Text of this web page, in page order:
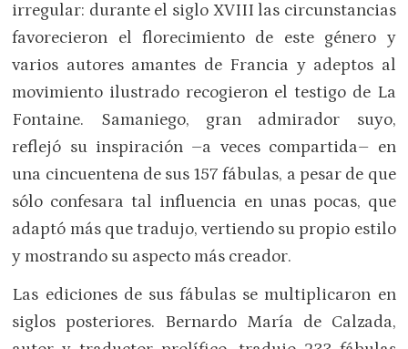
irregular: durante el siglo XVIII las circunstancias
favorecieron el florecimiento de este género y
varios autores amantes de Francia y adeptos al
movimiento ilustrado recogieron el testigo de La
Fontaine. Samaniego, gran admirador suyo,
reflejó su inspiración –a veces compartida– en
una cincuentena de sus 157 fábulas, a pesar de que
sólo confesara tal influencia en unas pocas, que
adaptó más que tradujo, vertiendo su propio estilo
y mostrando su aspecto más creador.
Las ediciones de sus fábulas se multiplicaron en
siglos posteriores. Bernardo María de Calzada,